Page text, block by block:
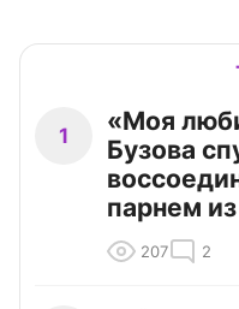
1
«Моя
Бузова
парнем
207 2